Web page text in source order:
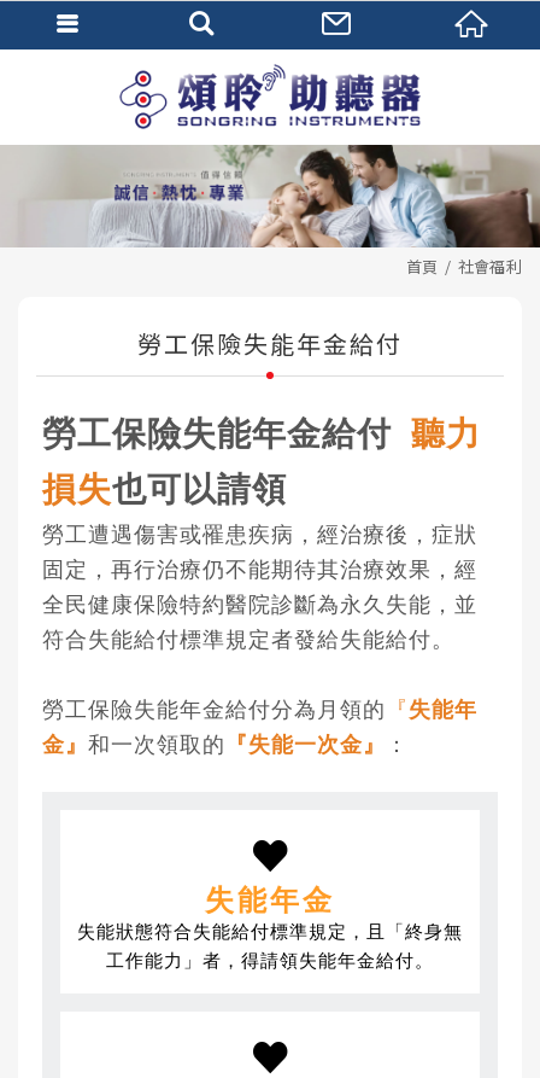
首頁 社會福利
勞工保險失能年金給付
勞工保險失能年金給付 聽力
損失也可以請領
勞工遭遇傷害或罹患疾病，經治療後，症狀
固定，再行治療仍不能期待其治療效果，經
全民健康保險特約醫院診斷為永久失能，並
符合失能給付標準規定者發給失能給付。
勞工保險失能年金給付分為月領的 『 失能年
金』 和一次領取的 『失能一次金』 ：
失能年金
失能狀態符合失能給付標準規定，且「終身無
工作能力」者，得請領失能年金給付。